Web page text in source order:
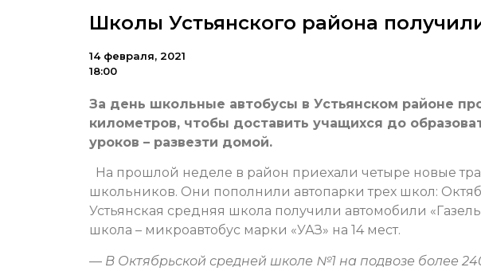
Школы Устьянского района
14 февраля, 2021
18:00
За день школьные автобусы в Устьянском районе
километров, чтобы доставить учащихся до
уроков – развезти домой.
На прошлой неделе в район приехали четыре новые
школьников. Они пополнили автопарки трех школ:
Устьянская средняя школа получили автомобили
школа – микроавтобус марки «УАЗ» на 14 мест.
— В Октябрьской средней школе №1 на подвозе более